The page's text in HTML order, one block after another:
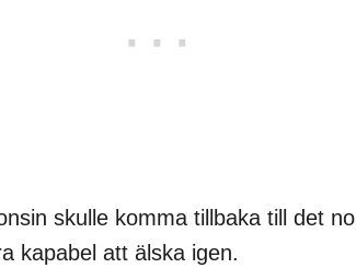
skulle komma tillbaka till det
kapabel att älska igen.